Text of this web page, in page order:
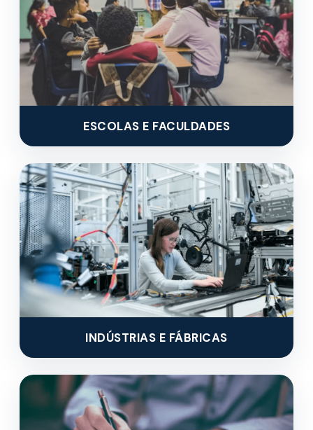
ESCOLAS E FACULDADES
INDÚSTRIAS E FÁBRICAS